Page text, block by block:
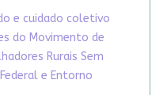
e cuidado coletivo
do Movimento de
Rurais Sem
e Entorno